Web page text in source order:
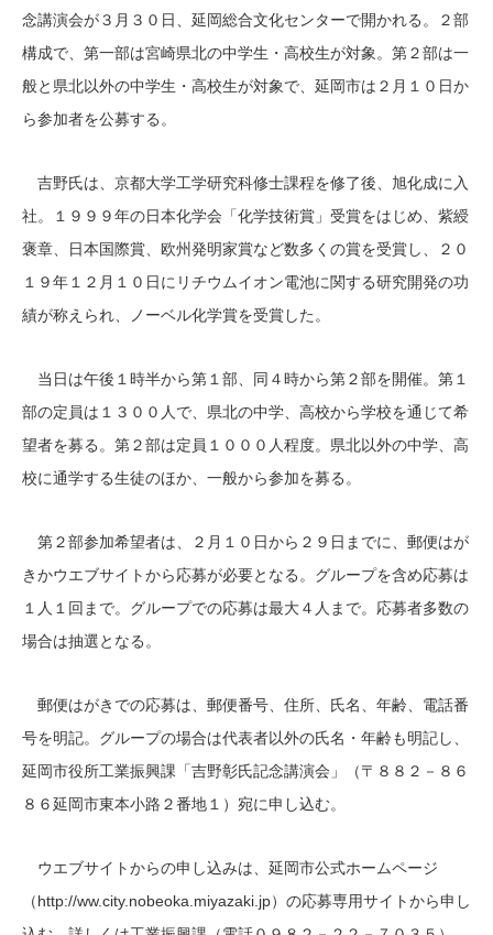
念講演会が３月３０日、延岡総合文化センターで開かれる。２部
構成で、第一部は宮崎県北の中学生・高校生が対象。第２部は一
般と県北以外の中学生・高校生が対象で、延岡市は２月１０日か
ら参加者を公募する。
吉野氏は、京都大学工学研究科修士課程を修了後、旭化成に入
社。１９９９年の日本化学会「化学技術賞」受賞をはじめ、紫綬
褒章、日本国際賞、欧州発明家賞など数多くの賞を受賞し、２０
１９年１２月１０日にリチウムイオン電池に関する研究開発の功
績が称えられ、ノーベル化学賞を受賞した。
当日は午後１時半から第１部、同４時から第２部を開催。第１
部の定員は１３００人で、県北の中学、高校から学校を通じて希
望者を募る。第２部は定員１０００人程度。県北以外の中学、高
校に通学する生徒のほか、一般から参加を募る。
第２部参加希望者は、２月１０日から２９日までに、郵便はが
きかウエブサイトから応募が必要となる。グループを含め応募は
１人１回まで。グループでの応募は最大４人まで。応募者多数の
場合は抽選となる。
郵便はがきでの応募は、郵便番号、住所、氏名、年齢、電話番
号を明記。グループの場合は代表者以外の氏名・年齢も明記し、
延岡市役所工業振興課「吉野彰氏記念講演会」（〒８８２－８６
８６延岡市東本小路２番地１）宛に申し込む。
ウエブサイトからの申し込みは、延岡市公式ホームページ
（http://ww.city.nobeoka.miyazaki.jp）の応募専用サイトから申し